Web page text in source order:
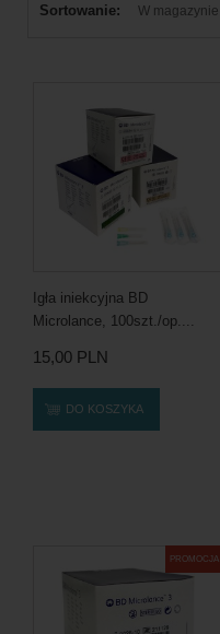
Sortowanie: W magazynie
Igła iniekcyjna BD
Microlance, 100szt./op....
15,00 PLN
DO KOSZYKA
PROMOCJA